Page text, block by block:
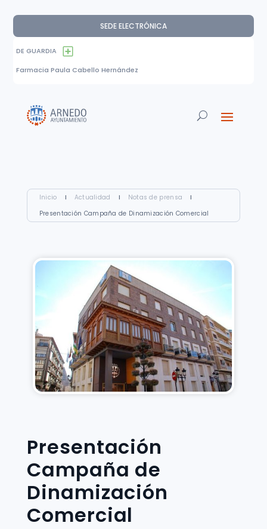
SEDE ELECTRÓNICA
DE GUARDIA
Farmacia Paula Cabello Hernández
Inicio I Actualidad I Notas de prensa
I
Presentación Campaña de Dinamización Comercial
Presentación
Campaña de
Dinamización
Comercial